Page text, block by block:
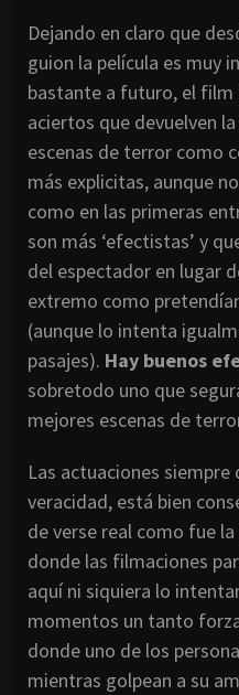
Dejando en claro que
guion la película es muy
bastante a futuro, el
aciertos que devuelven
escenas de terror como
más explicitas, aunque
como en las primeras
son más ‘efectistas’ y
del espectador en lugar
extremo como
(aunque lo intenta
pasajes). Hay buenos
sobretodo uno que
mejores escenas de
Las actuaciones
veracidad, está bien
de verse real como fue
donde las filmaciones
aquí ni siquiera lo
momentos un tanto
donde uno de los
mientras golpean a su